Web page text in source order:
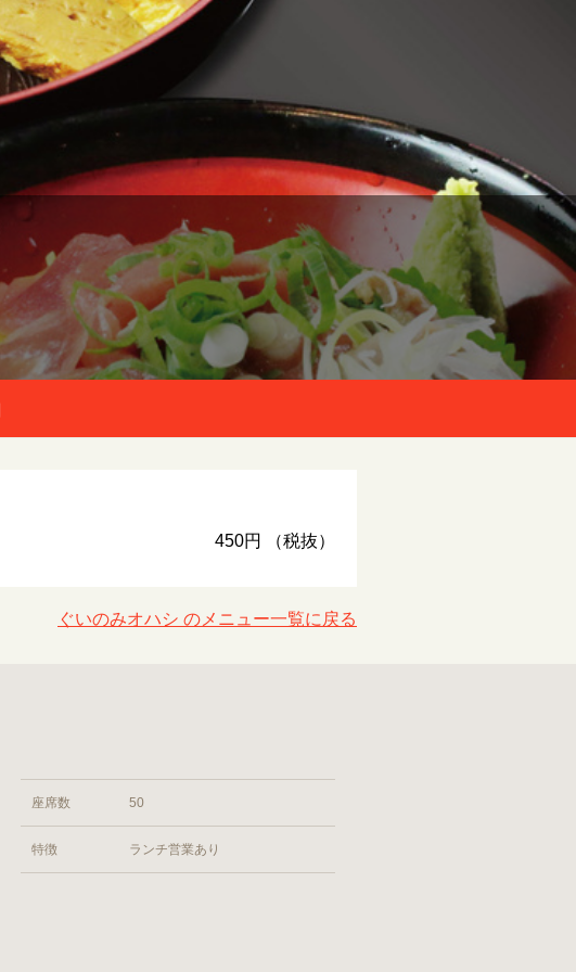
450円 （税抜）
ぐいのみオハシ のメニュー一覧に戻る
座席数 50
特徴 ランチ営業あり